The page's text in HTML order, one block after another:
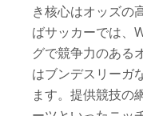
き核心はオッズの
ばサッカーでは、
グで競争力のある
はブンデスリーガ
ます。提供競技の